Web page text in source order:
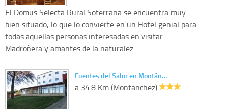
El Domus Selecta Rural Soterrana se encuentra muy
bien situado, lo que lo convierte en un Hotel genial para
todas aquellas personas interesadas en visitar
Madroñera y amantes de la naturalez...
Fuentes del Salor en Montán…
a 34.8 Km (Montanchez)